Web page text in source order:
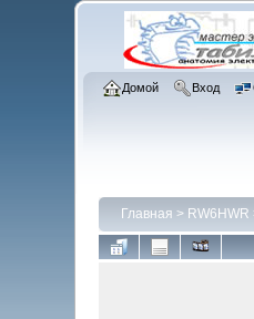
Домой Вход
Главная > RW6HWR